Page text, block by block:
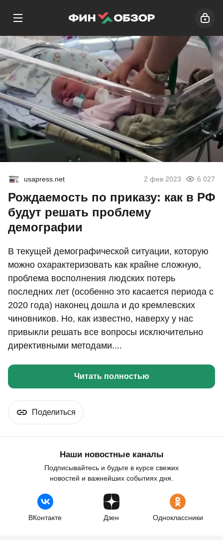
usapress.net 2 фев 2023 6 027
Рождаемость по приказу: как в РФ
будут решать проблему
демографии
В текущей демографической ситуации, которую
можно охарактеризовать как крайне сложную,
проблема восполнения людских потерь
последних лет (особенно это касается периода с
2020 года) наконец дошла и до кремлевских
чиновников. Но, как известно, наверху у нас
привыкли решать все вопросы исключительно
директивными методами....
Читать полностью
Поделиться
Наши новостные каналы
Подписывайтесь и будьте в курсе свежих
новостей и важнейших событиях дня.
ВКонтакте Дзен Одноклассники